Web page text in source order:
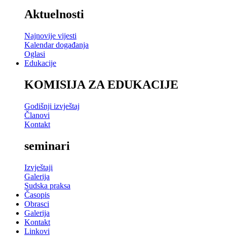
Aktuelnosti
Najnovije vijesti
Kalendar događanja
Oglasi
Edukacije
KOMISIJA ZA EDUKACIJE
Godišnji izvještaj
Članovi
Kontakt
seminari
Izvještaji
Galerija
Sudska praksa
Časopis
Obrasci
Galerija
Kontakt
Linkovi